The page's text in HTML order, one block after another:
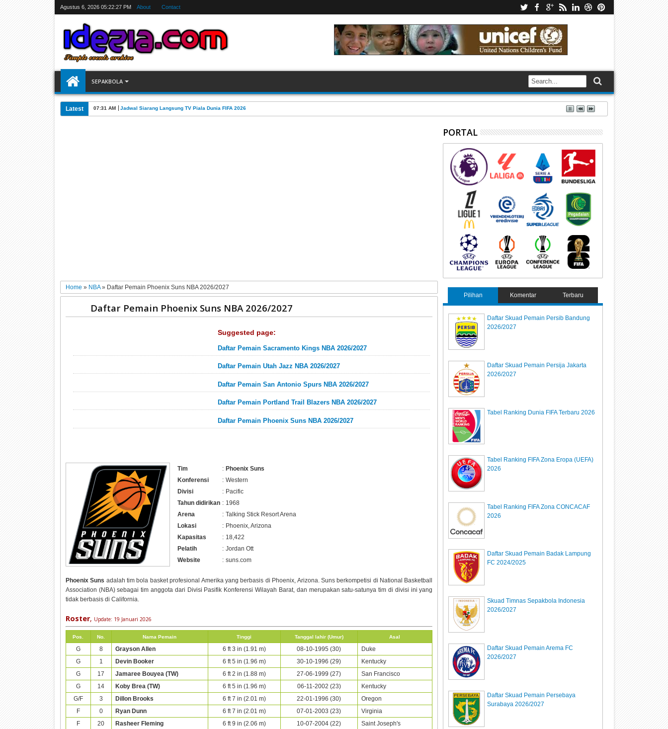
Agustus 6, 2026 05:22:28 PM About Contact
SEPAKBOLA
Latest 07:31 AM Jadwal Siarang Langsung TV Piala Dunia FIFA 2026
Home » NBA» Daftar Pemain Phoenix Suns NBA 2026/2027
Daftar Pemain Phoenix Suns NBA 2026/2027
Suggested page:
Daftar Pemain Sacramento Kings NBA 2026/2027
Daftar Pemain Utah Jazz NBA 2026/2027
Daftar Pemain San Antonio Spurs NBA 2026/2027
Daftar Pemain Portland Trail Blazers NBA 2026/2027
Daftar Pemain Phoenix Suns NBA 2026/2027
Tim : Phoenix Suns
Konferensi
: Western
Divisi
: Pacific
Tahun didirikan : 1968
Arena
: Talking Stick Resort Arena
Lokasi
: Phoenix, Arizona
Kapasitas
: 18,422
Pelatih
: Jordan Ott
Website
: suns.com
Phoenix Suns adalah tim bola basket profesional Amerika yang berbasis di Phoenix, Arizona. Suns berkompetisi di National Basketball
Association (NBA) sebagai tim anggota dari Divisi Pasifik Konferensi Wilayah Barat, dan merupakan satu-satunya tim di divisi ini yang
tidak berbasis di California.
Roster, Update: 19 Januari 2026
Pos. No. Nama Pemain Tinggi Tanggal lahir (Umur) Asal
G 8 Grayson Allen 6 ft 3 in (1.91 m) 08-10-1995 (30)
Duke
G
1 Devin Booker 6 ft 5 in (1.96 m) 30-10-1996 (29)
Kentucky
G
17 Jamaree Bouyea (TW) 6 ft 2 in (1.88 m) 27-06-1999 (27)
San Francisco
G
14 Koby Brea (TW) 6 ft 5 in (1.96 m) 06-11-2002 (23)
Kentucky
G/F
3 Dillon Brooks 6 ft 7 in (2.01 m) 22-01-1996 (30)
Oregon
F
0 Ryan Dunn 6 ft 7 in (2.01 m) 07-01-2003 (23)
Virginia
F
20 Rasheer Fleming 6 ft 9 in (2.06 m) 10-07-2004 (22)
Saint Joseph's
PORTAL
Pilihan Komentar Terbaru
Daftar Skuad Pemain Persib Bandung
2026/2027
Daftar Skuad Pemain Persija Jakarta
2026/2027
Tabel Ranking Dunia FIFA Terbaru 2026
Tabel Ranking FIFA Zona Eropa (UEFA)
2026
Tabel Ranking FIFA Zona CONCACAF
2026
Daftar Skuad Pemain Badak Lampung
FC 2024/2025
Skuad Timnas Sepakbola Indonesia
2026/2027
Daftar Skuad Pemain Arema FC
2026/2027
Daftar Skuad Pemain Persebaya
Surabaya 2026/2027